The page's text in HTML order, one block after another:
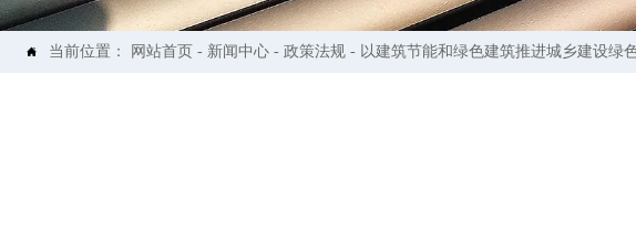
 当前位置： 网站首页 - 新闻中心 -政策法规 - 以建筑节能和绿色建筑推进城乡建设绿